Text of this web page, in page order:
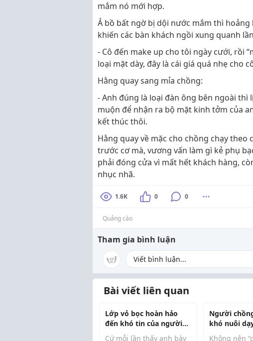
mắm nó mới hợp.
Ả bồ bất ngờ bị dội nước mắm thì
khiến các bàn khách ngồi xung quanh
- Cô đến make up cho tôi ngày cưới, rồi
loại mặt dày, đây là cái giá quá nhẹ cho
Hằng quay sang mỉa chồng:
- Anh đúng là loại đàn ông bên ngoài
muộn để nhận ra bộ mặt kinh tởm của
kết thúc thôi.
Hằng quay về mặc cho chồng chạy
trước cơ mà, vương vấn làm gì kẻ phụ
phải đóng cửa vì mất hết khách hàng,
nhục nhã.
1.6K 0 0
Quảng cáo
Tham gia bình luận
Bài viết liên quan
Lớp vỏ bọc hoàn hảo
đến khó tin của người
chồng nghiện sex
Cứ mỗi lần thấy anh bày
Người
khó nuôi
Không nên